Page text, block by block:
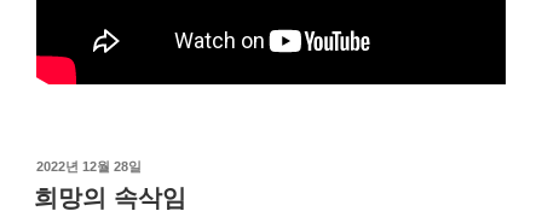
작
성
일
2022년 12월 28일
희망의 속삭임